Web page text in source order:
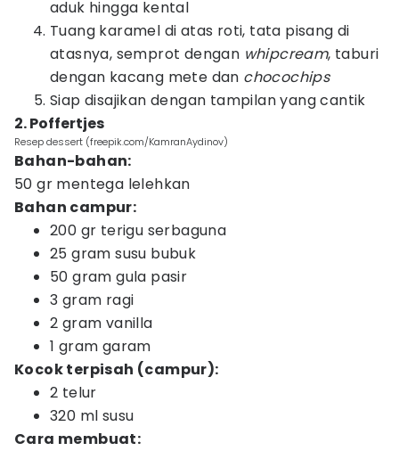
aduk hingga kental
Tuang karamel di atas roti, tata pisang di
atasnya, semprot dengan whipcream, taburi
dengan kacang mete dan chocochips
Siap disajikan dengan tampilan yang cantik
2. Poffertjes
Resep dessert (freepik.com/KamranAydinov)
Bahan-bahan:
50 gr mentega lelehkan
Bahan campur:
200 gr terigu serbaguna
25 gram susu bubuk
50 gram gula pasir
3 gram ragi
2 gram vanilla
1 gram garam
Kocok terpisah (campur):
2 telur
320 ml susu
Cara membuat: